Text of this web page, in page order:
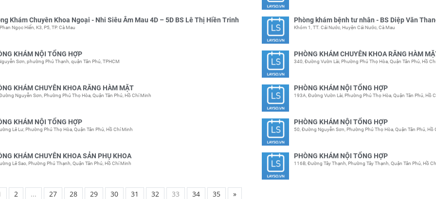
Khám Chuyên Khoa Ngoại - Nhi Siêu Âm Mau 4D – 5D BS Lê Thị Hiền Trinh
Ngọc Hiển, K3, P5, TP. Cà Mau
Phòng khám bệnh tư nhân - BS Diệp Văn
Khóm 1, TT. Cái Nước, Huyện Cái Nước, Cà Mau
KHÁM NỘI TỔNG HỢP
Sơn, phường Phú Thạnh, quận Tân Phú, TPHCM
PHÒNG KHÁM CHUYÊN KHOA RĂNG HÀM
340, Đường Vườn Lài, Phường Phú Thọ Hòa, Quận Tân Phú, Hồ
KHÁM CHUYÊN KHOA RĂNG HÀM MẶT
Nguyễn Sơn, Phường Phú Thọ Hòa, Quận Tân Phú, Hồ Chí Minh
PHÒNG KHÁM NỘI TỔNG HỢP
193A, Đường Vườn Lài, Phường Phú Thọ Hòa, Quận Tân Phú, Hồ
KHÁM NỘI TỔNG HỢP
Lê Lư, Phường Phú Thọ Hòa, Quận Tân Phú, Hồ Chí Minh
PHÒNG KHÁM NỘI TỔNG HỢP
50, Đường Nguyễn Sơn, Phường Phú Thọ Hòa, Quận Tân Phú, Hồ
KHÁM CHUYÊN KHOA SẢN PHỤ KHOA
Lê Sao, Phường Phú Thạnh, Quận Tân Phú, Hồ Chí Minh
PHÒNG KHÁM NỘI TỔNG HỢP
116B, Đường Tây Thạnh, Phường Tây Thạnh, Quận Tân Phú, Hồ
2 ... 27 28 29 30 31 32 33 34 35 »